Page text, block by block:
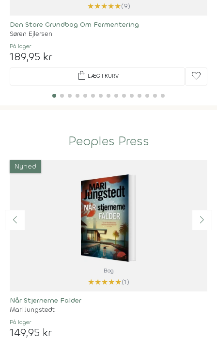
★★★★★(9)
Den Store Grundbog Om Fermentering
Søren Ejlersen
På lager
189,95 kr
shopping_bag LÆG I KURV favorite
Peoples Press
Nyhed
Bog
★★★★★(1)
Når Stjernerne Falder
Mari Jungstedt
På lager
149,95 kr